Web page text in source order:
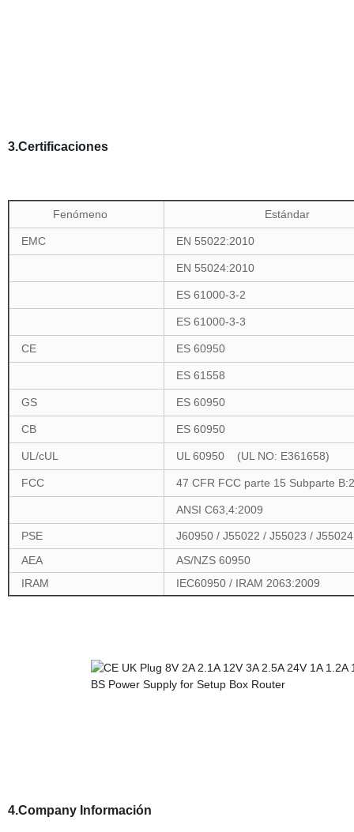
3.Certificaciones
Fenómeno Estándar
EMC EN 55022:2010
EN 55024:2010
ES 61000-3-2
ES 61000-3-3
CE ES 60950
ES 61558
GS ES 60950
CB ES 60950
UL/cUL UL 60950 (UL NO: E361658)
FCC 47 CFR FCC parte 15 Subparte
ANSI C63,4:2009
PSE
J60950 / J55022 / J55023 / J55024
AEA
AS/NZS 60950
IRAM
IEC60950 / IRAM 2063:2009
4.Company Información